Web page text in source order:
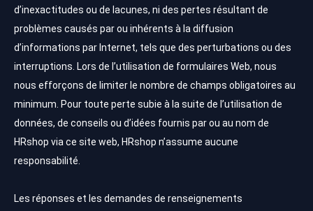
d’inexactitudes ou de lacunes, ni des pertes résultant de
problèmes causés par ou inhérents à la diffusion
d’informations par Internet, tels que des perturbations ou des
interruptions. Lors de l’utilisation de formulaires Web, nous
nous efforçons de limiter le nombre de champs obligatoires au
minimum. Pour toute perte subie à la suite de l’utilisation de
données, de conseils ou d’idées fournis par ou au nom de
HRshop via ce site web, HRshop n’assume aucune
responsabilité.
Les réponses et les demandes de renseignements